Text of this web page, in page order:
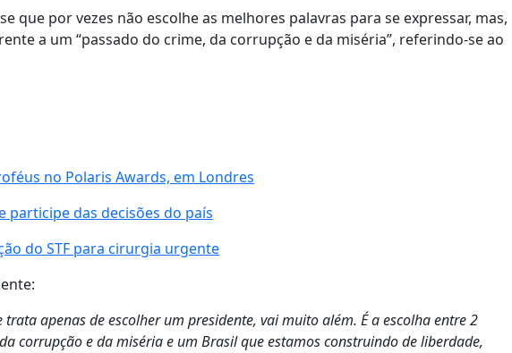
que por vezes não escolhe as melhores palavras para se expressar, mas,
a um “passado do crime, da corrupção e da miséria”, referindo-se ao
no Polaris Awards, em Londres
participe das decisões do país
do STF para cirurgia urgente
trata apenas de escolher um presidente, vai muito além. É a escolha entre 2
corrupção e da miséria e um Brasil que estamos construindo de liberdade,